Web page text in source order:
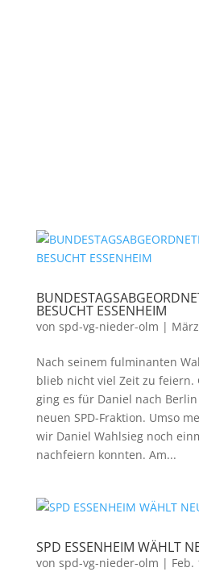
BESUCHT ESSENHEIM
von spd-vg-nieder-olm |
Nach seinem fulminanten
blieb nicht viel Zeit zu feiern.
ging es für Daniel nach
neuen SPD-Fraktion. Umso
wir Daniel Wahlsieg noch
nachfeiern konnten. Am...
SPD ESSENHEIM WÄHLT
von spd-vg-nieder-olm | Feb.